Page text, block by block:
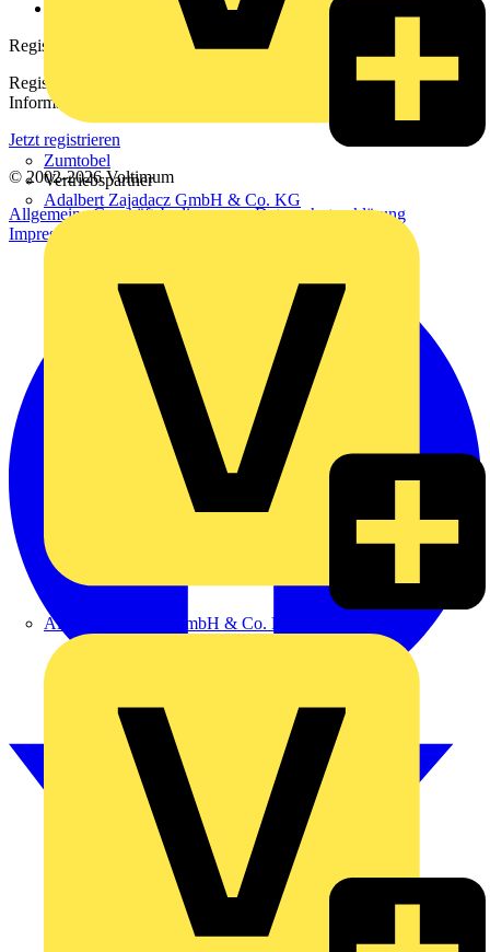
Zumtobel
Vertriebspartner
Adalbert Zajadacz GmbH & Co. KG
Alexander Bürkle GmbH & Co. KG
Registrierung
Registrieren Sie sich kostenlos und erhalten Sie stets aktuelle
Informationen aus der Elektroindustrie.
Jetzt registrieren
© 2002-2026Voltimum
Allgemeine GeschäftsbedingungenDatenschutzerklärung
Impressum